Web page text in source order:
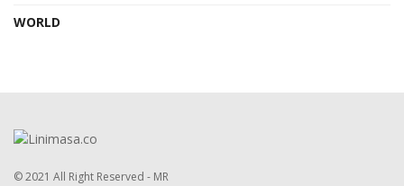
WORLD
© 2021 All Right Reserved - MR